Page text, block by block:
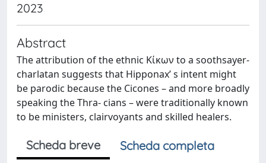
2023
Abstract
The attribution of the ethnic Κίκων to a soothsayer-
charlatan suggests that Hipponax’ s intent might
be parodic because the Cicones – and more broadly
speaking the Thra- cians – were traditionally known
to be ministers, clairvoyants and skilled healers.
Scheda breve
Scheda completa